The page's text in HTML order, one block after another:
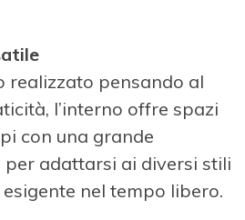
realizzato pensando al
l’interno offre spazi
con una grande
adattarsi ai diversi stili
nel tempo libero.